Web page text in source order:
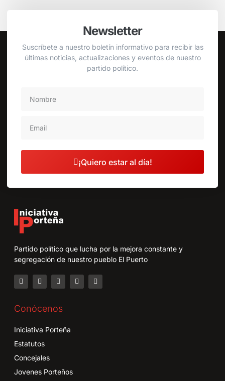
Newsletter
Suscríbete a nuestro boletín informativo para recibir las
últimas noticias, actualizaciones y eventos de nuestro
partido político.
¡Quiero estar al día!
Partido político que lucha por la mejora constante y
segregación de nuestro pueblo El Puerto
Conócenos
Iniciativa Porteña
Estatutos
Concejales
Jovenes Porteños